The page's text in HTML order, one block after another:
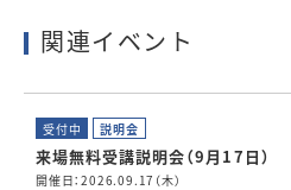
関連イベント
受付中 説明会
来場無料受講説明会（9月17日）
開催日：2026.09.17（木）